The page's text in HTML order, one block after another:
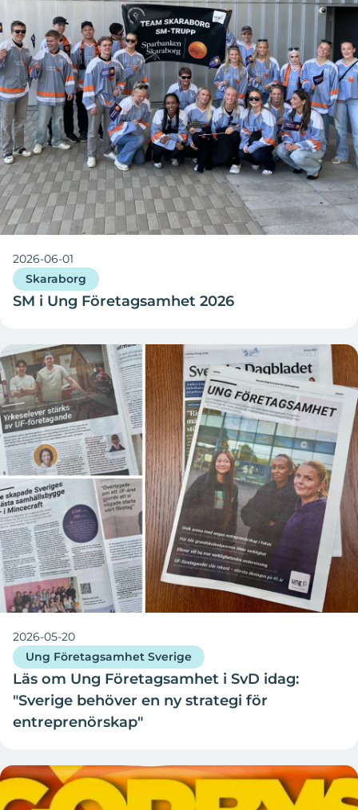
2026-06-01
Skaraborg
SM i Ung Företagsamhet 2026
2026-05-20
Ung Företagsamhet Sverige
Läs om Ung Företagsamhet i SvD idag:
"Sverige behöver en ny strategi för
entreprenörskap"